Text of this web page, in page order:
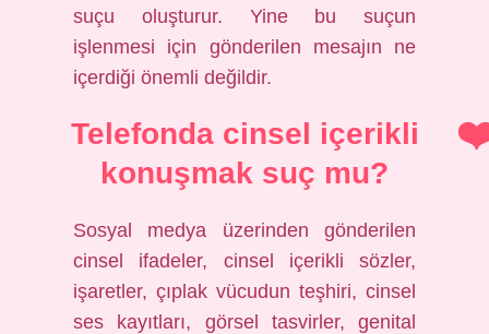
suçu oluşturur. Yine bu suçun
işlenmesi için gönderilen mesajın ne
içerdiği önemli değildir.
Telefonda cinsel içerikli
konuşmak suç mu?
Sosyal medya üzerinden gönderilen
cinsel ifadeler, cinsel içerikli sözler,
işaretler, çıplak vücudun teşhiri, cinsel
ses kayıtları, görsel tasvirler, genital